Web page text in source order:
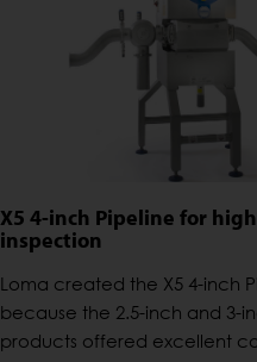
X5 4-inch Pipeline for
inspection
Loma created the X5 4-inch
because the 2.5-inch and 3-
products offered excellent